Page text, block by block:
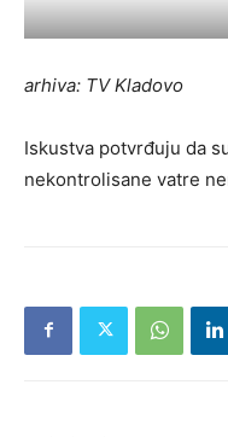
arhiva: TV Kladovo
Iskustva potvrđuju da
nekontrolisane vatre